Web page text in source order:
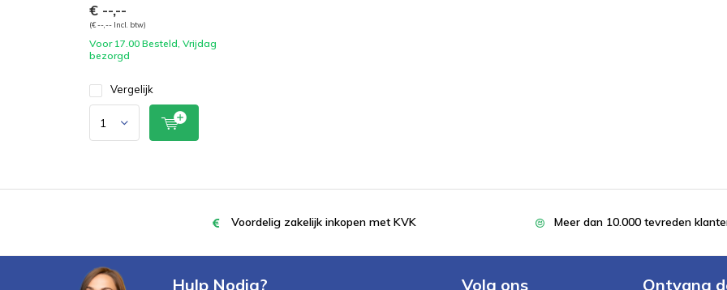
€ --,--
(€ --,-- Incl. btw)
Voor 17.00 Besteld, Vrijdag
bezorgd
Vergelijk
Voordelig zakelijk inkopen met KVK Meer dan 10.000 tevreden
Hulp Nodig? Volg ons Ontvang